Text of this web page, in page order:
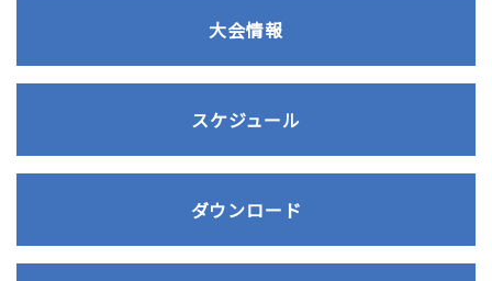
大会情報
スケジュール
ダウンロード